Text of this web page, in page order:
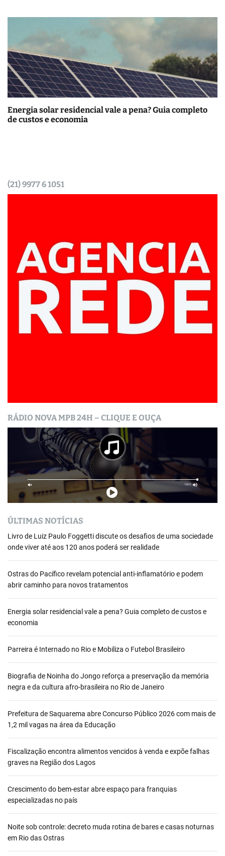
Energia solar residencial vale a pena? Guia completo
de custos e economia
(21) 9977 6 1051
RÁDIO NOVA MPB 24H – CLIQUE E OUÇA
ÚLTIMAS NOTÍCIAS
Livro de Luiz Paulo Foggetti discute os desafios de uma sociedade
onde viver até aos 120 anos poderá ser realidade
Ostras do Pacífico revelam potencial anti-inflamatório e podem
abrir caminho para novos tratamentos
Energia solar residencial vale a pena? Guia completo de custos e
economia
Parreira é Internado no Rio e Mobiliza o Futebol Brasileiro
Biografia de Noinha do Jongo reforça a preservação da memória
negra e da cultura afro-brasileira no Rio de Janeiro
Prefeitura de Saquarema abre Concurso Público 2026 com mais de
1,2 mil vagas na área da Educação
Fiscalização encontra alimentos vencidos à venda e expõe falhas
graves na Região dos Lagos
Crescimento do bem-estar abre espaço para franquias
especializadas no país
Noite sob controle: decreto muda rotina de bares e casas noturnas
em Rio das Ostras